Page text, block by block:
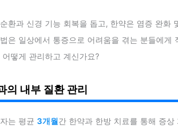
환과 신경 기능 회복을 돕고, 한약은 염증 완화
은 일상에서 통증으로 어려움을 겪는 분들에게
떻게 관리하고 계신가요?
의 내부 질환 관리
는 평균 3개월간 한약과 한방 치료를 통해 증